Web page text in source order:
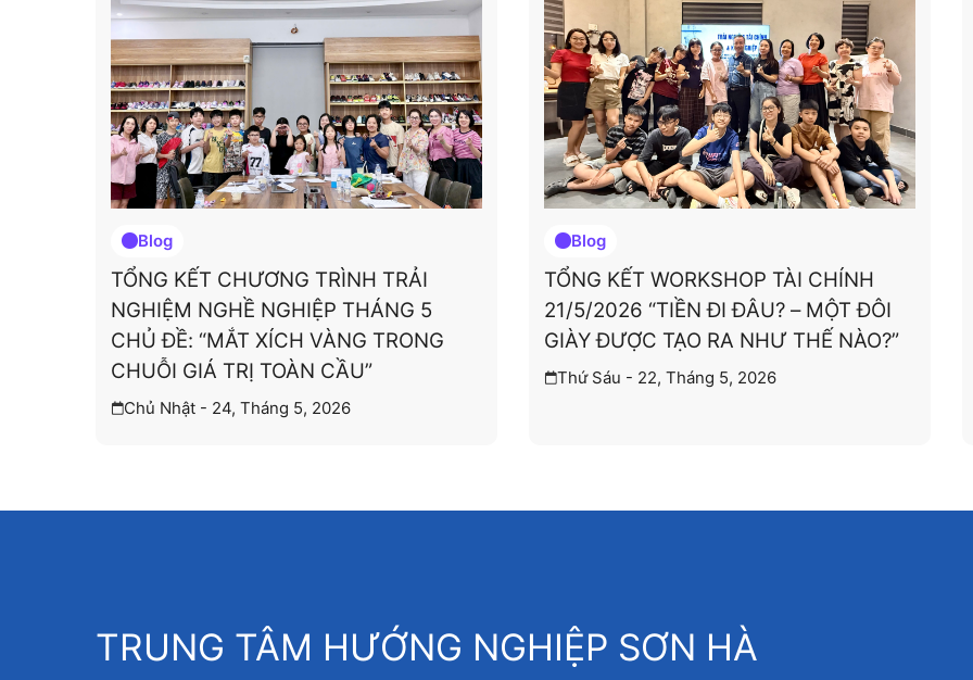
Blog
TỔNG KẾT CHƯƠNG TRÌNH TRẢI
NGHIỆM NGHỀ NGHIỆP THÁNG 5
CHỦ ĐỀ: “MẮT XÍCH VÀNG TRONG
CHUỖI GIÁ TRỊ TOÀN CẦU”
Chủ Nhật - 24, Tháng 5, 2026
Blog
TỔNG KẾT WORKSHOP TÀI CHÍNH
21/5/2026 “TIỀN ĐI ĐÂU? – MỘT ĐÔI
GIÀY ĐƯỢC TẠO RA NHƯ THẾ NÀO?”
Thứ Sáu - 22, Tháng 5, 2026
TRUNG TÂM HƯỚNG NGHIỆP SƠN HÀ